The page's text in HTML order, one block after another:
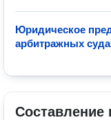
Юридическое
арбитражных
Составление